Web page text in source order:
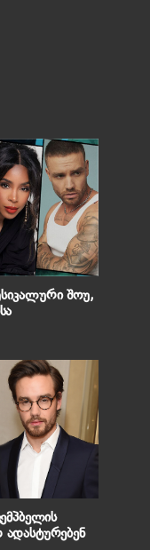
შოუ,